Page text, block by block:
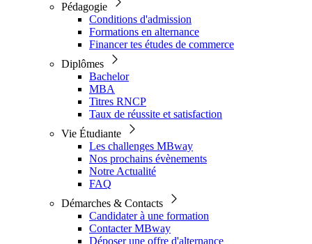
Pédagogie
Conditions d'admission
Formations en alternance
Financer tes études de commerce
Diplômes
Bachelor
MBA
Titres RNCP
Taux de réussite et satisfaction
Vie Étudiante
Les challenges MBway
Nos prochains évènements
Notre Actualité
FAQ
Démarches & Contacts
Candidater à une formation
Contacter MBway
Déposer une offre d'alternance